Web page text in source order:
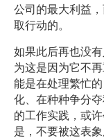
公司的最大利益
取行动的。
如果此后再也没
为这是因为它不
能是在处理繁忙
化、在种种争分
的工作实践，或
是，不要被这表